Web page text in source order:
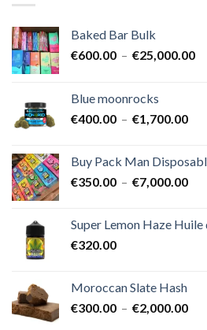
Baked Bar Bulk
€600.00 – €25,000.00
Blue moonrocks
€400.00 – €1,700.00
à
Buy Pack Man
€350.00 – €7,000.00
Super Lemon Haze Huile
€320.00
Moroccan Slate Hash
€300.00 – €2,000.00